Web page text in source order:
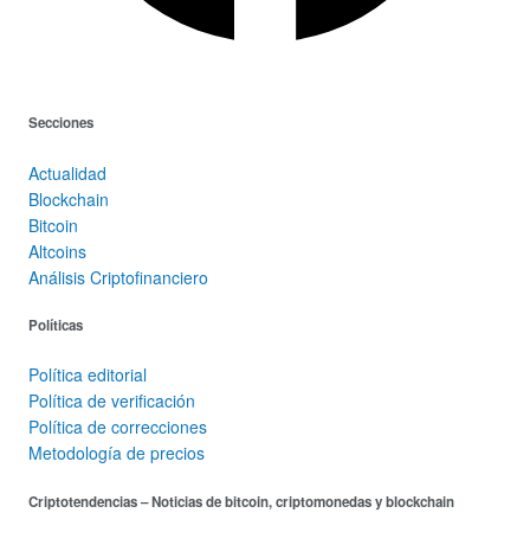
Secciones
Actualidad
Blockchain
Bitcoin
Altcoins
Análisis Criptofinanciero
Políticas
Política editorial
Política de verificación
Política de correcciones
Metodología de precios
Criptotendencias – Noticias de bitcoin, criptomonedas y blockchain